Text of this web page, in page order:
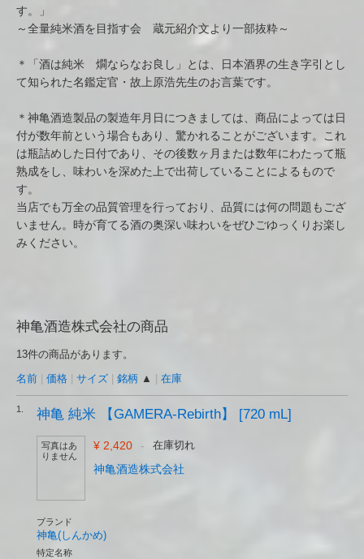
す。」
～全量純米酒を目指す会 蔵元紹介文より一部抜粋～
＊「酒は純米 燗ならなお良し」とは、日本酒界の生き字引とし
て知られた名鑑定官・故上原浩先生のお言葉です。
＊神亀酒造製品の製造年月日につきましては、商品によっては日
付が数年前という場合もあり、驚かれることがございます。これ
は瓶詰めした日付であり、その後数ヶ月または数年にわたって瓶
熟成をし、味わいを深めた上で出荷していることによるもので
す。
当店でも万全の品質管理を行っており、品質には何の問題もござ
いません。時が育てる酒の奥深い味わいをぜひごゆっくりお楽し
みください。
神亀酒造株式会社の商品
13件の商品があります。
名前
価格 サイズ 銘柄 ▲ 在庫
1. 神亀 純米 【GAMERA-Rebirth】 [720 mL]
写真はあ
りません
¥ 2,420 - 在庫切れ
神亀酒造株式会社
ブランド
神亀(しんかめ)
特定名称